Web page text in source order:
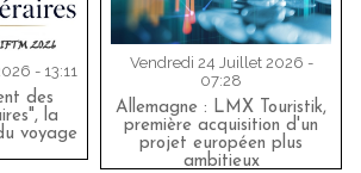
- 13:11
des
la
voyage
Vendredi 24 Juillet 2026 -
07:28
Allemagne : LMX Touristik,
première acquisition d'un
projet européen plus
ambitieux